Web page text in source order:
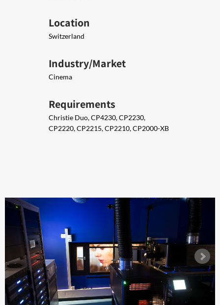
Location
Switzerland
Industry/Market
Cinema
Requirements
Christie Duo, CP4230, CP2230,
CP2220, CP2215, CP2210, CP2000-XB